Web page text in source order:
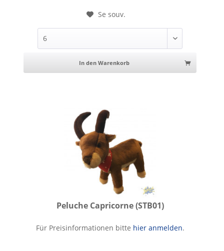
Se souv.
In den Warenkorb
Peluche Capricorne (STB01)
Peluche Capricorne
Für Preisinformationen bitte hier anmelden.